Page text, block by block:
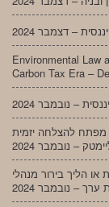
Environmental Law
Carbon Tax Era –
מפתח להצלחה יזמית
או הליך בירור מנהלי